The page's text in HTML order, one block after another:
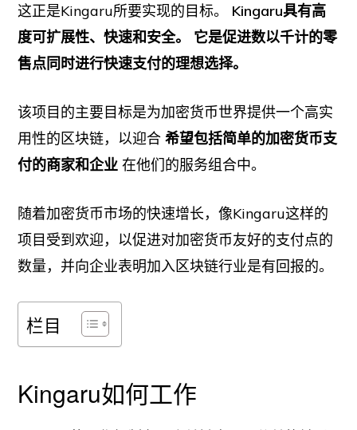
这正是Kingaru所要实现的目标。 Kingaru具有高
度可扩展性、快速和安全。
它是促进数以千计的零
售点同时进行快速支付的理想选择。
该项目的主要目标是为加密货币世界提供一个高实
用性的区块链，以迎合 希望包括简单的加密货币支
付的商家和企业在他们的服务组合中。
随着加密货币市场的快速增长，像Kingaru这样的
项目受到欢迎，以促进对加密货币友好的支付点的
数量，并向企业表明加入区块链行业是有回报的。
栏目
Kingaru如何工作